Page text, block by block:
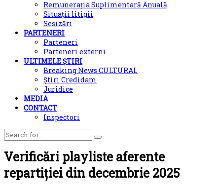
Remunerația Suplimentară Anuală
Situații litigii
Sesizări
PARTENERI
Parteneri
Parteneri externi
ULTIMELE ȘTIRI
Breaking News CULTURAL
Știri Credidam
Juridice
MEDIA
CONTACT
Inspectori
Verificări playliste aferente
repartiției din decembrie 2025